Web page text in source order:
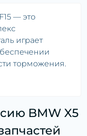
— это
играет
торможения.
остаются в
корректную
идет о
BMW X5